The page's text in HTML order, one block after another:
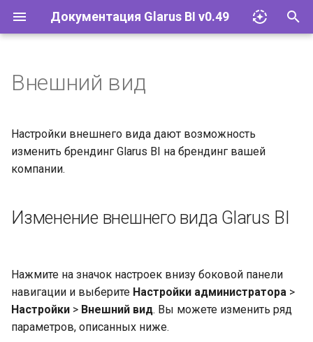
Документация Glarus BI v0.49
и
а
и
а
ц
и
Импорт файлов Excel
Запросы
Визуализации
Исследование и
организация
Установка и эксплуатация
Конфигурация
Базы данных
Встраивание
Устранение проблем
Документация API
Руководство разработчика
Внешний вид
Настройки внешнего вида дают возможность
изменить брендинг Glarus BI на брендинг вашей
компании.
Изменение внешнего вида Glarus BI
Нажмите на значок настроек внизу боковой панели
навигации и выберите Настройки администратора >
Настройки > Внешний вид. Вы можете изменить ряд
параметров, описанных ниже.